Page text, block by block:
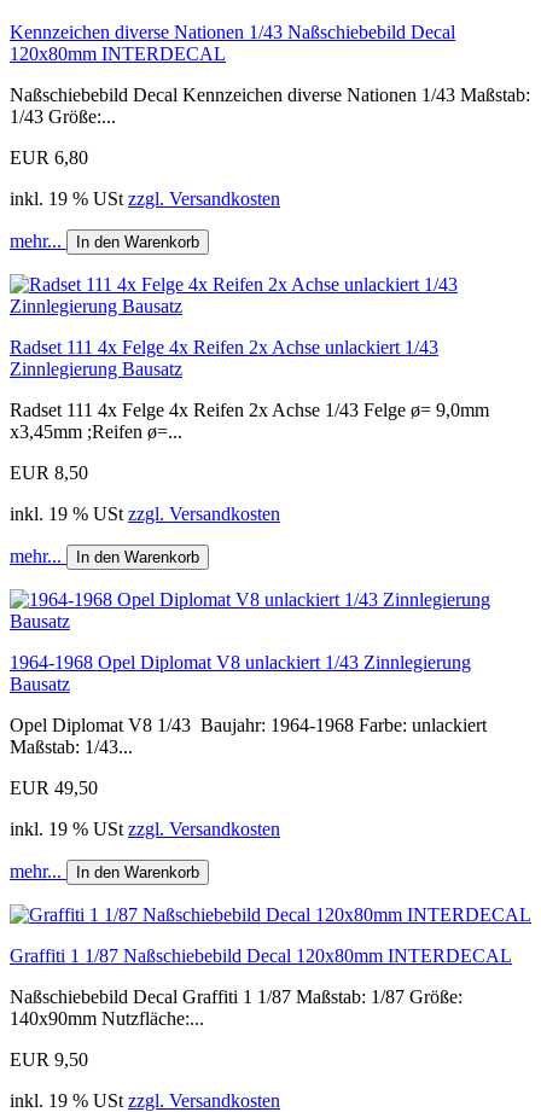
Kennzeichen diverse Nationen 1/43 Naßschiebebild Decal
120x80mm INTERDECAL
Naßschiebebild Decal Kennzeichen diverse Nationen 1/43 Maßstab:
1/43 Größe:...
EUR 6,80
inkl. 19 % USt zzgl. Versandkosten
mehr... In den Warenkorb
Radset 111 4x Felge 4x Reifen 2x Achse unlackiert 1/43
Zinnlegierung Bausatz
Radset 111 4x Felge 4x Reifen 2x Achse 1/43 Felge ø= 9,0mm
x3,45mm ;Reifen ø=...
EUR 8,50
inkl. 19 % USt zzgl. Versandkosten
mehr... In den Warenkorb
1964-1968 Opel Diplomat V8 unlackiert 1/43 Zinnlegierung
Bausatz
Opel Diplomat V8 1/43 Baujahr: 1964-1968 Farbe: unlackiert
Maßstab: 1/43...
EUR 49,50
inkl. 19 % USt zzgl. Versandkosten
mehr... In den Warenkorb
Graffiti 1 1/87 Naßschiebebild Decal 120x80mm INTERDECAL
Naßschiebebild Decal Graffiti 1 1/87 Maßstab: 1/87 Größe:
140x90mm Nutzfläche:...
EUR 9,50
inkl. 19 % USt zzgl. Versandkosten